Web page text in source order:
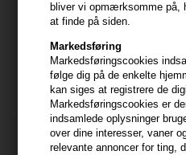
bliver vi opmærksomme på,
at finde på siden.
Markedsføring
Markedsføringscookies
følge dig på de enkelte
kan siges at registrere de
Markedsføringscookies er
indsamlede oplysninger
over dine interesser, vaner
relevante annoncer for ting,
IdHAIR Sensitive Xclusive
Everyday Conditioner 300ml
158,00 DKK